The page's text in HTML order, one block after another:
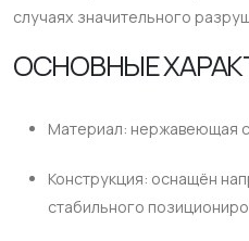
случаях значительного
ОСНОВНЫЕ
Материал: нержавеющая
Конструкция: оснащён
стабильного